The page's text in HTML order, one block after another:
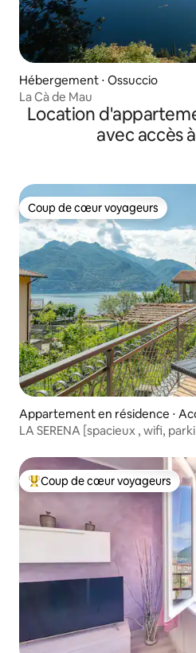
Hébergement ⋅ Ossuccio
La Cà de Mau
Location
avec accès
Coup de cœur voyageurs
Coup de cœur voyageurs
Appartement en résidence ⋅
LA SERENA [spacieux , wifi,
Coups de cœur voyageurs les
Coup de cœur voyageurs